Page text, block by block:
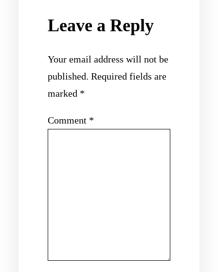
Leave a Reply
Your email address will not be
published. Required fields are
marked *
Comment *